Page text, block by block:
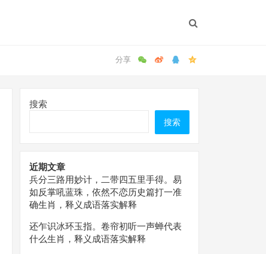
搜索
搜索
近期文章
兵分三路用妙计，二带四五里手得。易
如反掌吼蓝珠，依然不恋历史篇打一准
确生肖，释义成语落实解释
还乍识冰环玉指。卷帘初听一声蝉代表
什么生肖，释义成语落实解释